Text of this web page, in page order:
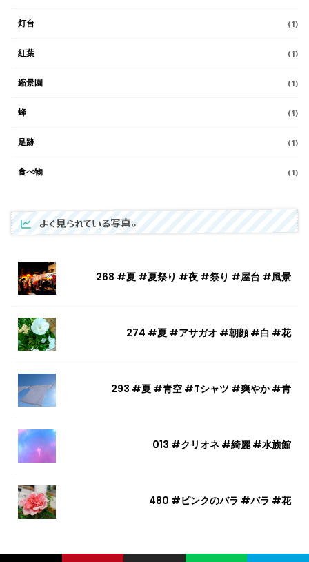
灯台 (1)
紅葉 (1)
縮景園 (1)
蜂 (1)
足跡 (1)
食べ物 (1)
よく見られている写真。
268 #夏 #夏祭り #夜 #祭り #屋台 #風景
274 #夏 #アサガオ #朝顔 #白 #花
293 #夏 #青空 #Tシャツ #爽やか #青
013 #クリオネ #綺麗 #水族館
480 #ピンクのバラ #バラ #花